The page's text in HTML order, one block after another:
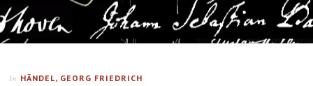
In HÄNDEL, GEORG FRIEDRICH